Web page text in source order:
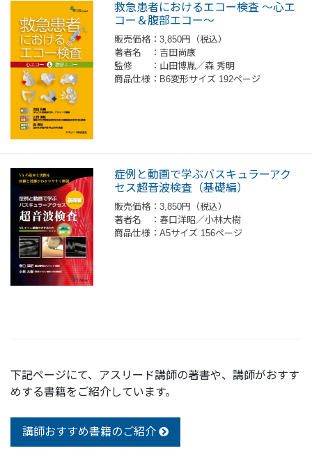
救急患者におけるエコー検査 〜心エ
コー＆腹部エコー〜
販売価格：3,850円（税込）
著者名 ：吉田尚康
監修 ：山田博胤／森 秀明
商品仕様：B6変形サイズ 192ページ
症例と動画で学ぶバスキュラーアク
セス超音波検査（基礎編）
販売価格：3,850円（税込）
著者名 ：春口洋昭／小林大樹
商品仕様：A5サイズ 156ページ
下記ページにて、アスリード講師の著書や、講師がおすす
めする書籍をご紹介しています。
講師おすすめ書籍のご紹介